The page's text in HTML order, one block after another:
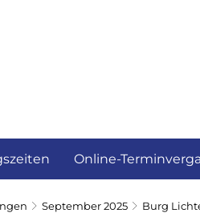
Online-
September 2025 Burg